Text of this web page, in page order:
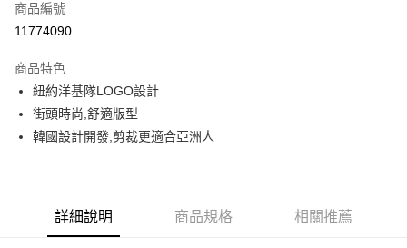
超商取貨付款
Apple Pay
街口支付
全家取貨付款<未取貨列黑名單/不支援離島取退>
商品編號
11774090
商品特色
紐約洋基隊LOGO設計
街頭時尚,舒適版型
韓國設計開發,剪裁更適合亞洲人
詳細說明 商品規格 相關推薦